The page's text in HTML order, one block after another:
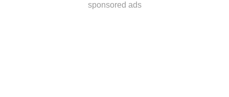
sponsored ads